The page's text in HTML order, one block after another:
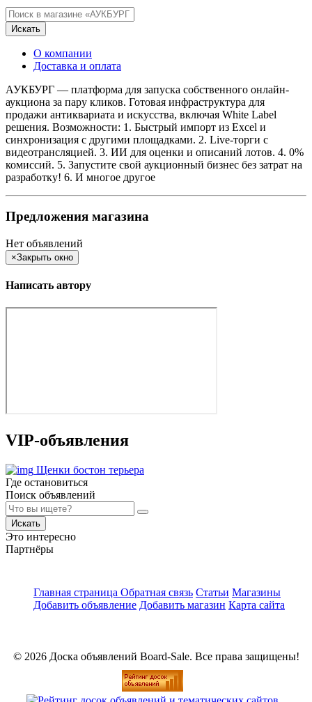
Искать
О компании
Доставка и оплата
АУКБУРГ — платформа для запуска собственного онлайн-
аукциона за пару кликов. Готовая инфраструктура для
продажи антиквариата и искусства, включая White Label
решения. Возможности: 1. Быстрый импорт из Excel и
синхронизация с другими площадками. 2. Live-торги с
видеотрансляцией. 3. ИИ для оценки и описаний лотов. 4. 0%
комиссий. 5. Запустите свой аукционный бизнес без затрат на
разработку! 6. И многое другое
Предложения магазина
Нет объявлений
×Закрыть окно
Написать автору
VIP-объявления
Щенки бостон терьера
Где остановиться
Поиск объявлений
Искать
Это интересно
Партнёры
Главная страница Обратная связь Статьи Магазины
Добавить объявление Добавить магазин Карта сайта
© 2026 Доска объявлений Board-Sale. Все права защищены!